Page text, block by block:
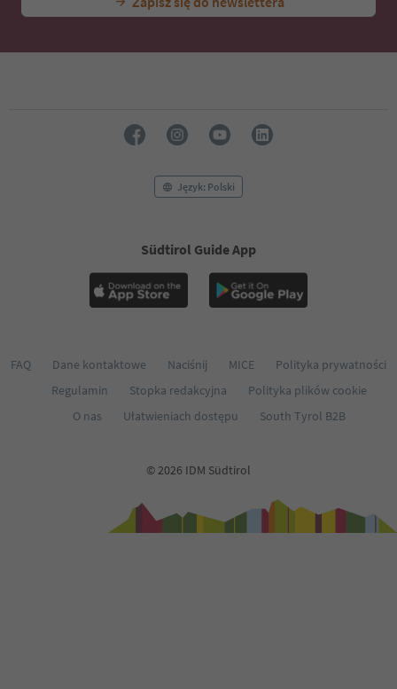
Język: Polski
Südtirol Guide App
FAQ Dane kontaktowe Naciśnij MICE
Polityka prywatności
Regulamin
Stopka redakcyjna
Polityka plików cookie
O nas
Ułatwieniach dostępu South Tyrol B2B
© 2026 IDM Südtirol